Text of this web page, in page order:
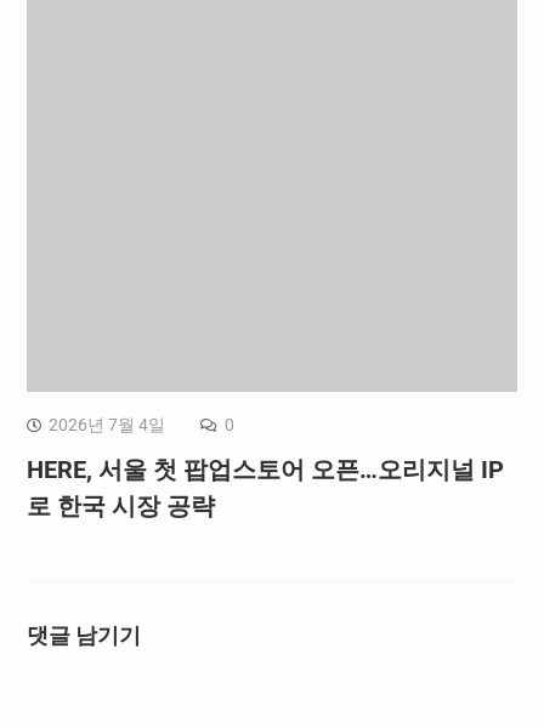
2026년 7월 4일 0
HERE, 서울 첫 팝업스토어 오픈…오리지널 IP
로 한국 시장 공략
댓글 남기기